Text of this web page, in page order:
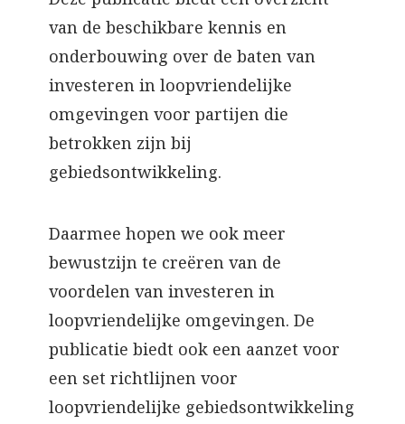
van de beschikbare kennis en
onderbouwing over de baten van
investeren in loopvriendelijke
omgevingen voor partijen die
betrokken zijn bij
gebiedsontwikkeling.
Daarmee hopen we ook meer
bewustzijn te creëren van de
voordelen van investeren in
loopvriendelijke omgevingen. De
publicatie biedt ook een aanzet voor
een set richtlijnen voor
loopvriendelijke gebiedsontwikkeling